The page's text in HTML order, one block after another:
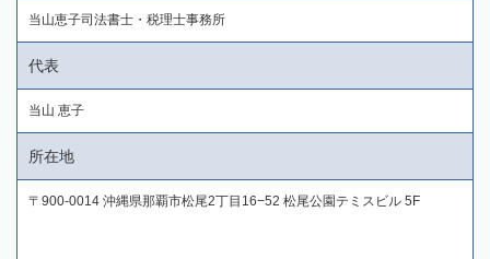
当山恵子司法書士・税理士事務所
代表
当山 恵子
所在地
〒900-0014 沖縄県那覇市松尾2丁目16−52 松尾公園テミスビル 5F